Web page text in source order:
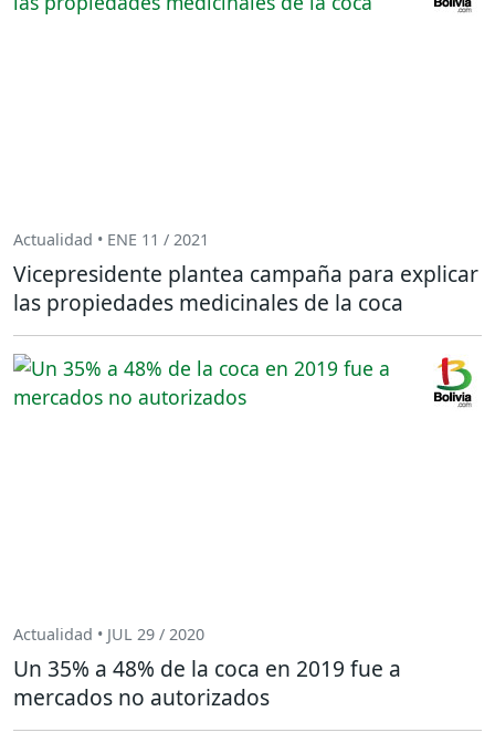
Actualidad • ENE 11 / 2021
Vicepresidente plantea campaña para explicar
las propiedades medicinales de la coca
Actualidad • JUL 29 / 2020
Un 35% a 48% de la coca en 2019 fue a
mercados no autorizados